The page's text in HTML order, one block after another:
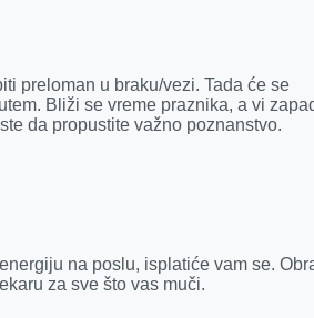
preloman u braku/vezi. Tada će se
Bliži se vreme praznika, a vi
da propustite važno poznanstvo.
na poslu, isplatiće vam se.
za sve što vas muči.